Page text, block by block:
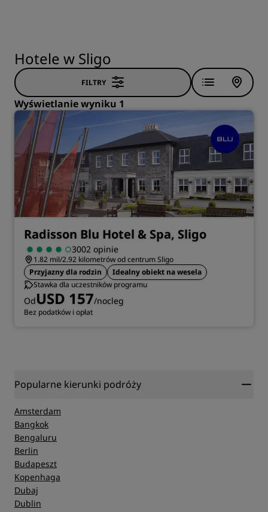
Hotele w Sligo
FILTRY
Wyświetlanie wyniku 1
Radisson Blu Hotel & Spa, Sligo
3002 opinie
1.82 mil/2.92 kilometrów od centrum Sligo
Przyjazny dla rodzin
Idealny obiekt na wesela
Stawka dla uczestników programu
OdUSD 157/nocleg
Bez podatków i opłat
Popularne kierunki podróży
Amsterdam
Bangkok
Bengaluru
Berlin
Budapeszt
Kopenhaga
Dubaj
Dublin